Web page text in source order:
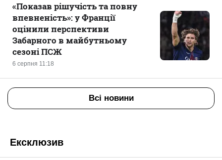
6 серпня 11:18
«Показав рішучість та повну
впевненість»: у Франції
оцінили перспективи
Забарного в майбутньому
сезоні ПСЖ
Всі новини
Ексклюзив